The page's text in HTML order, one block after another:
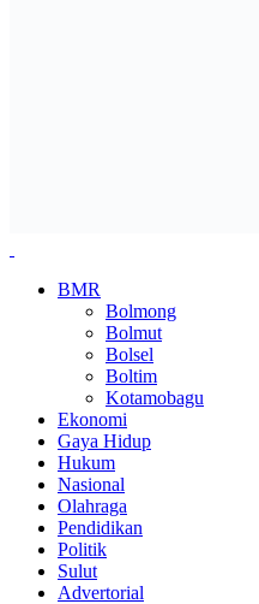
BMR
Bolmong
Bolmut
Bolsel
Boltim
Kotamobagu
Ekonomi
Gaya Hidup
Hukum
Nasional
Olahraga
Pendidikan
Politik
Sulut
Advertorial